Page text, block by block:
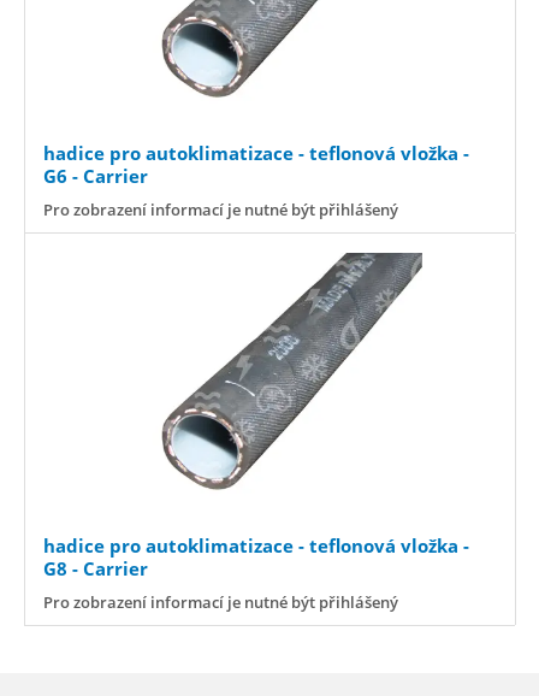
hadice pro autoklimatizace - teflonová vložka -
G6 - Carrier
Pro zobrazení informací je nutné být přihlášený
hadice pro autoklimatizace - teflonová vložka -
G8 - Carrier
Pro zobrazení informací je nutné být přihlášený